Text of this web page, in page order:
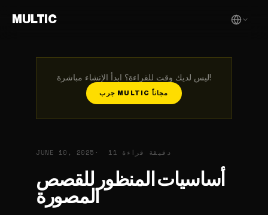
MULTIC
ليس لديك وقت للقراءة؟ ابدأ الإنشاء مباشرة!
جرب MULTIC مجاناً
JUNE 10, 2025 11 دقيقة قراءة
أساسيات المنظور للقصص
المصورة